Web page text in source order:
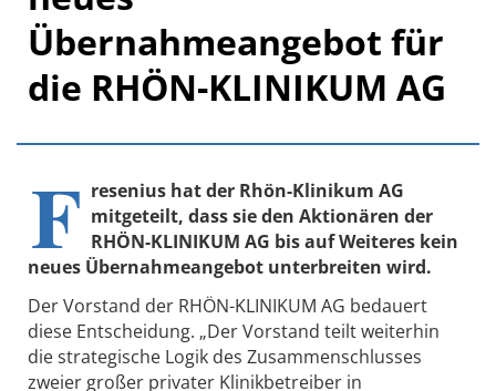
Übernahmeangebot für
die RHÖN-KLINIKUM AG
F resenius hat der Rhön-Klinikum AG
mitgeteilt, dass sie den Aktionären der
RHÖN-KLINIKUM AG bis auf Weiteres kein
neues Übernahmeangebot unterbreiten wird.
Der Vorstand der RHÖN-KLINIKUM AG bedauert
diese Entscheidung. „Der Vorstand teilt weiterhin
die strategische Logik des Zusammenschlusses
zweier großer privater Klinikbetreiber in